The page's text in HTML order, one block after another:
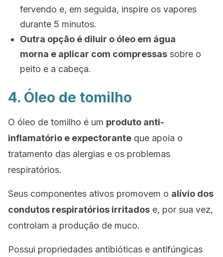
fervendo e, em seguida, inspire os vapores
durante 5 minutos.
Outra opção é diluir o óleo em água
morna e aplicar com compressas sobre o
peito e a cabeça.
4. Óleo de tomilho
O óleo de tomilho é um produto anti-
inflamatório e expectorante que apoia o
tratamento das alergias e os problemas
respiratórios.
Seus componentes ativos promovem o alívio dos
condutos respiratórios irritados e, por sua vez,
controlam a produção de muco.
Possui propriedades antibióticas e antifúngicas